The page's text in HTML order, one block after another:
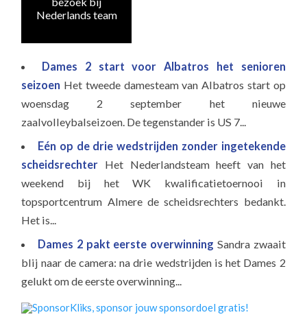
Nederlands team
Dames 2 start voor Albatros het senioren
seizoen Het tweede damesteam van Albatros start op
woensdag 2 september het nieuwe
zaalvolleybalseizoen. De tegenstander is US 7...
Eén op de drie wedstrijden zonder ingetekende
scheidsrechter Het Nederlandsteam heeft van het
weekend bij het WK kwalificatietoernooi in
topsportcentrum Almere de scheidsrechters bedankt.
Het is...
Dames 2 pakt eerste overwinning Sandra zwaait
blij naar de camera: na drie wedstrijden is het Dames 2
gelukt om de eerste overwinning...